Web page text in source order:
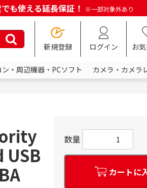
も使える延長保証！ ※一部対象外あり
新規登録 ログイン お
・周辺機器・PCソフト カメラ・カメラ
USB
数量
カートに